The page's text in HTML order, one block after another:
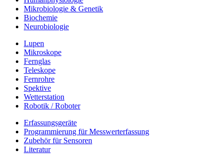
Mikrobiologie & Genetik
Biochemie
Neurobiologie
Lupen
Mikroskope
Fernglas
Teleskope
Fernrohre
Spektive
Wetterstation
Robotik / Roboter
Erfassungsgeräte
Programmierung für Messwerterfassung
Zubehör für Sensoren
Literatur